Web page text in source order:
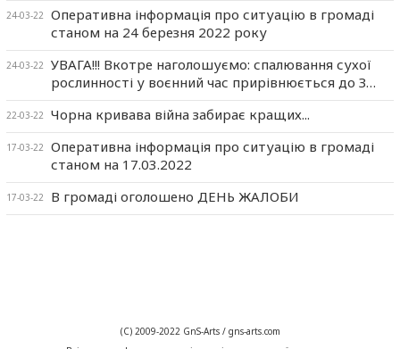
24-03-22
Оперативна інформація про ситуацію в громаді
станом на 24 березня 2022 року
24-03-22
УВАГА!!! Вкотре наголошуємо: спалювання сухої
рослинності у воєнний час прирівнюється до З…
22-03-22 Чорна кривава війна забирає кращих...
17-03-22
Оперативна інформація про ситуацію в громаді
станом на 17.03.2022
17-03-22 В громаді оголошено ДЕНЬ ЖАЛОБИ
(C) 2009-2022 GnS-Arts / gns-arts.com